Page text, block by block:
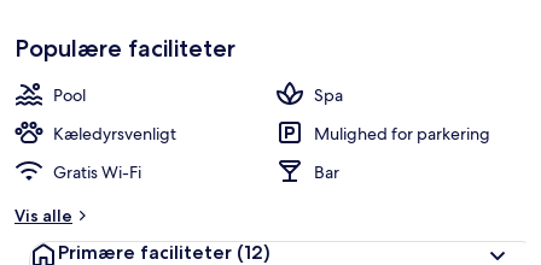
Populære faciliteter
Pool
Spa
Kæledyrsvenligt
Mulighed for parkering
Gratis Wi-Fi
Bar
Vis alle
Primære faciliteter (12)